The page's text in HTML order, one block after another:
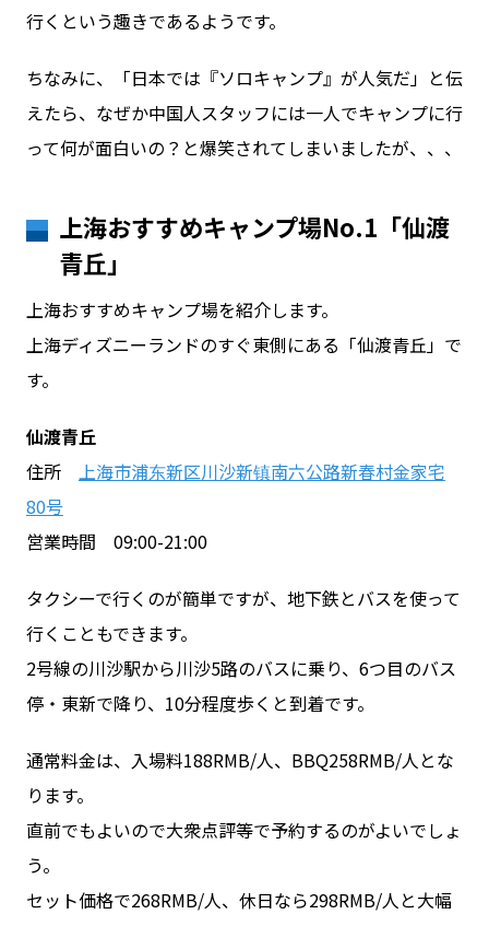
行くという趣きであるようです。
ちなみに、「日本では『ソロキャンプ』が人気だ」と伝
えたら、なぜか中国人スタッフには一人でキャンプに行
って何が面白いの？と爆笑されてしまいましたが、、、
上海おすすめキャンプ場No.1「仙渡
青丘」
上海おすすめキャンプ場を紹介します。
上海ディズニーランドのすぐ東側にある「仙渡青丘」で
す。
仙渡青丘
住所 上海市浦东新区川沙新镇南六公路新春村金家宅
80号
営業時間 09:00-21:00
タクシーで行くのが簡単ですが、地下鉄とバスを使って
行くこともできます。
2号線の川沙駅から川沙5路のバスに乗り、6つ目のバス
停・東新で降り、10分程度歩くと到着です。
通常料金は、入場料188RMB/人、BBQ258RMB/人とな
ります。
直前でもよいので大衆点評等で予約するのがよいでしょ
う。
セット価格で268RMB/人、休日なら298RMB/人と大幅